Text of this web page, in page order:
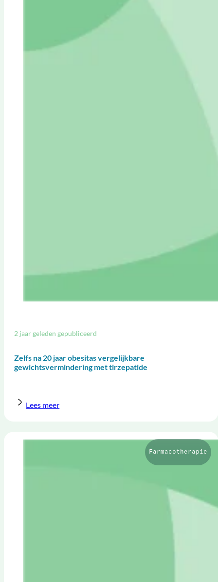
Zelfs na 20 jaar obesitas vergelijkbare
gewichtsvermindering met tirzepatide
2 jaar geleden gepubliceerd
Lees meer
Farmacotherapie